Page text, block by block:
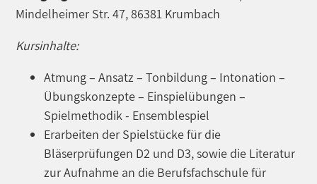
Mindelheimer Str. 47, 86381 Krumbach
Kursinhalte:
Atmung – Ansatz – Tonbildung – Intonation –
Übungskonzepte – Einspielübungen –
Spielmethodik - Ensemblespiel
Erarbeiten der Spielstücke für die
Bläserprüfungen D2 und D3, sowie die Literatur
zur Aufnahme an die Berufsfachschule für